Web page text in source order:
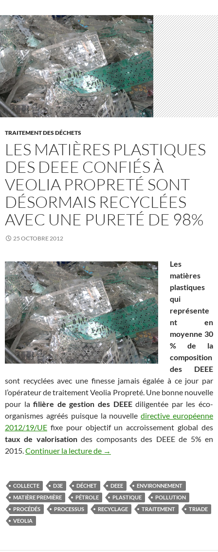
TRAITEMENT DES DÉCHETS
LES MATIÈRES PLASTIQUES
DES DEEE CONFIÉS À
VEOLIA PROPRETÉ SONT
DÉSORMAIS RECYCLÉES
AVEC UNE PURETÉ DE 98%
25 OCTOBRE 2012
Les
matières
plastiques
qui
représente
nt en
moyenne 30
% de la
composition
des DEEE
sont recyclées avec une finesse jamais égalée à ce jour par
l’opérateur de traitement Veolia Propreté. Une bonne nouvelle
pour lafilière de gestion des DEEEdiligentée par les éco-
organismes agréés puisque la nouvelledirective européenne
2012/19/UE fixe pour objectif un accroissement global des
taux de valorisationdes composants des DEEE de 5% en
2015.Continuer la lecture de Les matières plastiques des
→
COLLECTE D3E DÉCHET DEEE
ENVIRONNEMENT
MATIÈRE PREMIÈRE
PÉTROLE PLASTIQUE
POLLUTION
PROCÉDÉS
PROCESSUS RECYCLAGE TRAITEMENT
TRIADE
VEOLIA